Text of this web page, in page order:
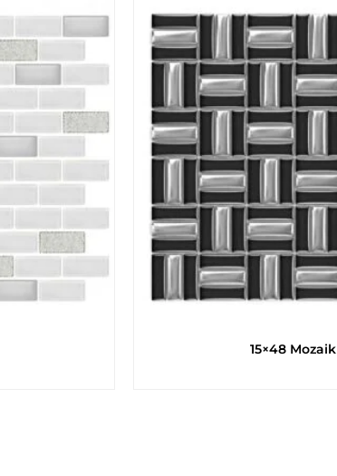
15×48 Mozaik